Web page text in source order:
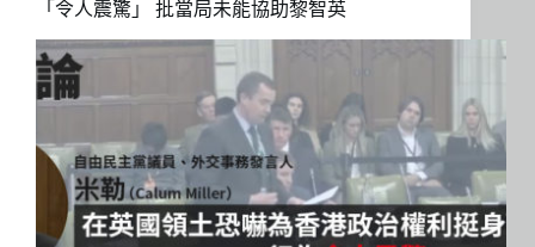
「令人震驚」 批當局未能協助黎智英